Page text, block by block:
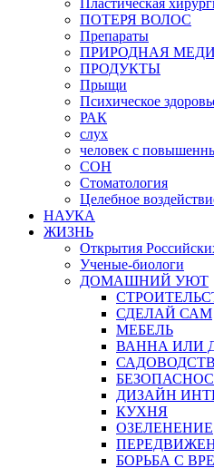
ПОТЕРЯ ВОЛОС
Препараты
ПРИРОДНАЯ
ПРОДУКТЫ
Прыщи
Психическое
РАК
слух
человек с
СОН
Стоматология
Целебное
НАУКА
ЖИЗНЬ
Открытия
Ученые-биологи
ДОМАШНИЙ УЮТ
СДЕЛАЙ САМ
МЕБЕЛЬ
ВАННА ИЛИ
ДИЗАЙН
КУХНЯ
ОЗЕЛЕНЕНИЕ
БОРЬБА С